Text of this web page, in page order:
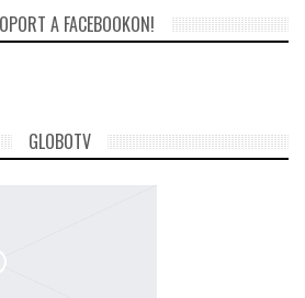
A FACEBOOKON!
GLOBOTV